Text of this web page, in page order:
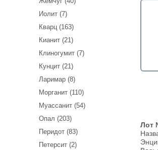
Иолит (7)
Кварц (163)
Кианит (21)
Клиногумит (7)
Кунцит (21)
Ларимар (8)
Морганит (110)
Муассанит (54)
Опал (203)
Перидот (83)
Петерсит (2)
Лот